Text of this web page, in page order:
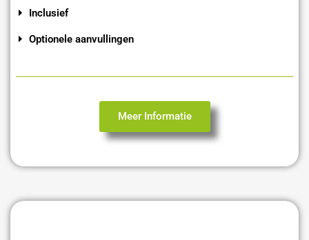
Inclusief
Optionele aanvullingen
Meer Informatie